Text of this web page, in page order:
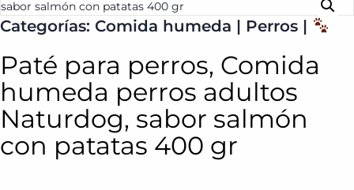
Categorías: Comida humeda | Perros |
Paté para perros, Comida
humeda perros adultos
Naturdog, sabor salmón
con patatas 400 gr